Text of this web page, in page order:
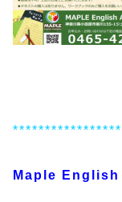
Maple English